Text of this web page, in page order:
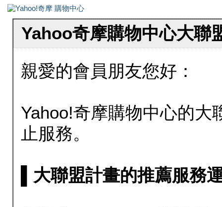
Yahoo奇摩購物中心大聯
親愛的會員朋友您好：
Yahoo!奇摩購物中心的大
止服務。
▌大聯盟計畫的推薦服務